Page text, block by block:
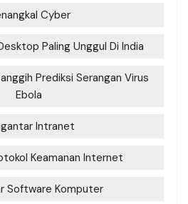
Cyber
Paling Unggul Di India
Prediksi Serangan Virus
Ebola
Intranet
Keamanan Internet
Software Komputer